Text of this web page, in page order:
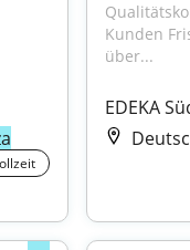
Kunden
über...
EDEKA